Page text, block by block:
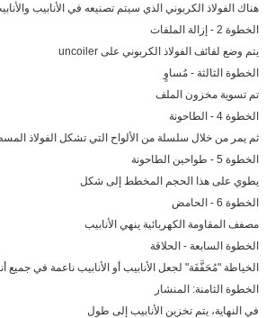
هناك الفولاذ الكربوني الذي سيتم تصنيعه في الأنابيب
الخطوة 2 - إزالة الملفات
يتم وضع لفائف الفولاذ الكربوني على uncoiler
الخطوة الثالثة - مُساوٍ
تم تسوية مخزون الملف
الخطوة 4 - الطاحونة
ثم يمر من خلال سلسلة من الألواح التي تشكل الفولاذ
الخطوة 5 - طواحين الطاحونة
يطوي على هذا الحجم المخطط إلى شكل
الخطوة 6 - الحامض
مصفف المقاومة الكهربائية ينهي الأنابيب
الخطوة السابعة - الحلاقة
الخياطة "مُحَفَّفَة" لجعل الأنابيب أو الأنابيب ناعمة في جميع
الخطوة الثامنة: المنشار
في النهاية، يتم تخزين الأنابيب إلى طول